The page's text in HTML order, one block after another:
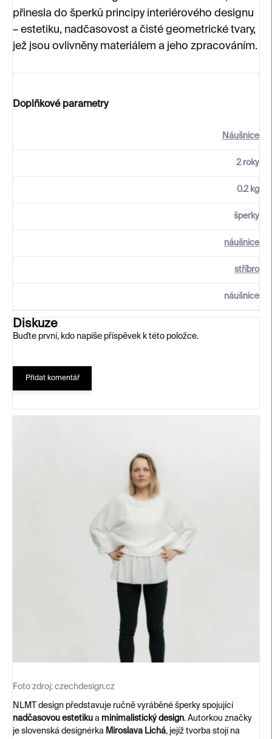
přinesla do šperků principy interiérového designu
– estetiku, nadčasovost a čisté geometrické tvary,
jež jsou ovlivněny materiálem a jeho zpracováním.
Doplňkové parametry
Náušnice
2 roky
0.2 kg
šperky
náušnice
stříbro
náušnice
Diskuze
Buďte první, kdo napíše příspěvek k této položce.
Přidat komentář
Foto zdroj: czechdesign.cz
NLMT design představuje ručně vyráběné šperky spojující
nadčasovou estetiku a minimalistický design. Autorkou značky
je slovenská designérka Miroslava Lichá, jejíž tvorba stojí na